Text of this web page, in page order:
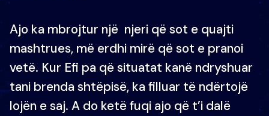
Ajo ka mbrojtur një njeri që sot e quajti
mashtrues, më erdhi mirë që sot e pranoi
vetë. Kur Efi pa që situatat kanë ndryshuar
tani brenda shtëpisë, ka filluar të ndërtojë
lojën e saj. A do ketë fuqi ajo që t’i dalë